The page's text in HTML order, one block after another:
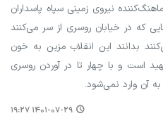
نیروی زمینی سپاه پاسداران
که در خیابان روسری از سر می‌کنند
بدانند این انقلاب مزین به خون
است و با چهار تا در آوردن روسری
آن‌ وارد نمی‌شود.
۱۴۰۱-۰۷-۲۹ ۱۹:۲۷